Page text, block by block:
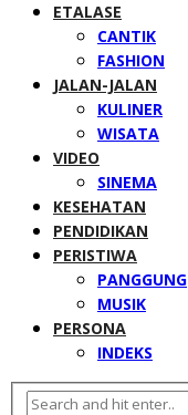
ETALASE
CANTIK
FASHION
JALAN-JALAN
KULINER
WISATA
VIDEO
SINEMA
KESEHATAN
PENDIDIKAN
PERISTIWA
PANGGUNG
MUSIK
PERSONA
INDEKS